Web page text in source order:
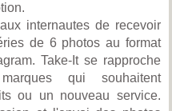
internautes de recevoir
de 6 photos au format
Take-It se rapproche
qui souhaitent
ou un nouveau service.